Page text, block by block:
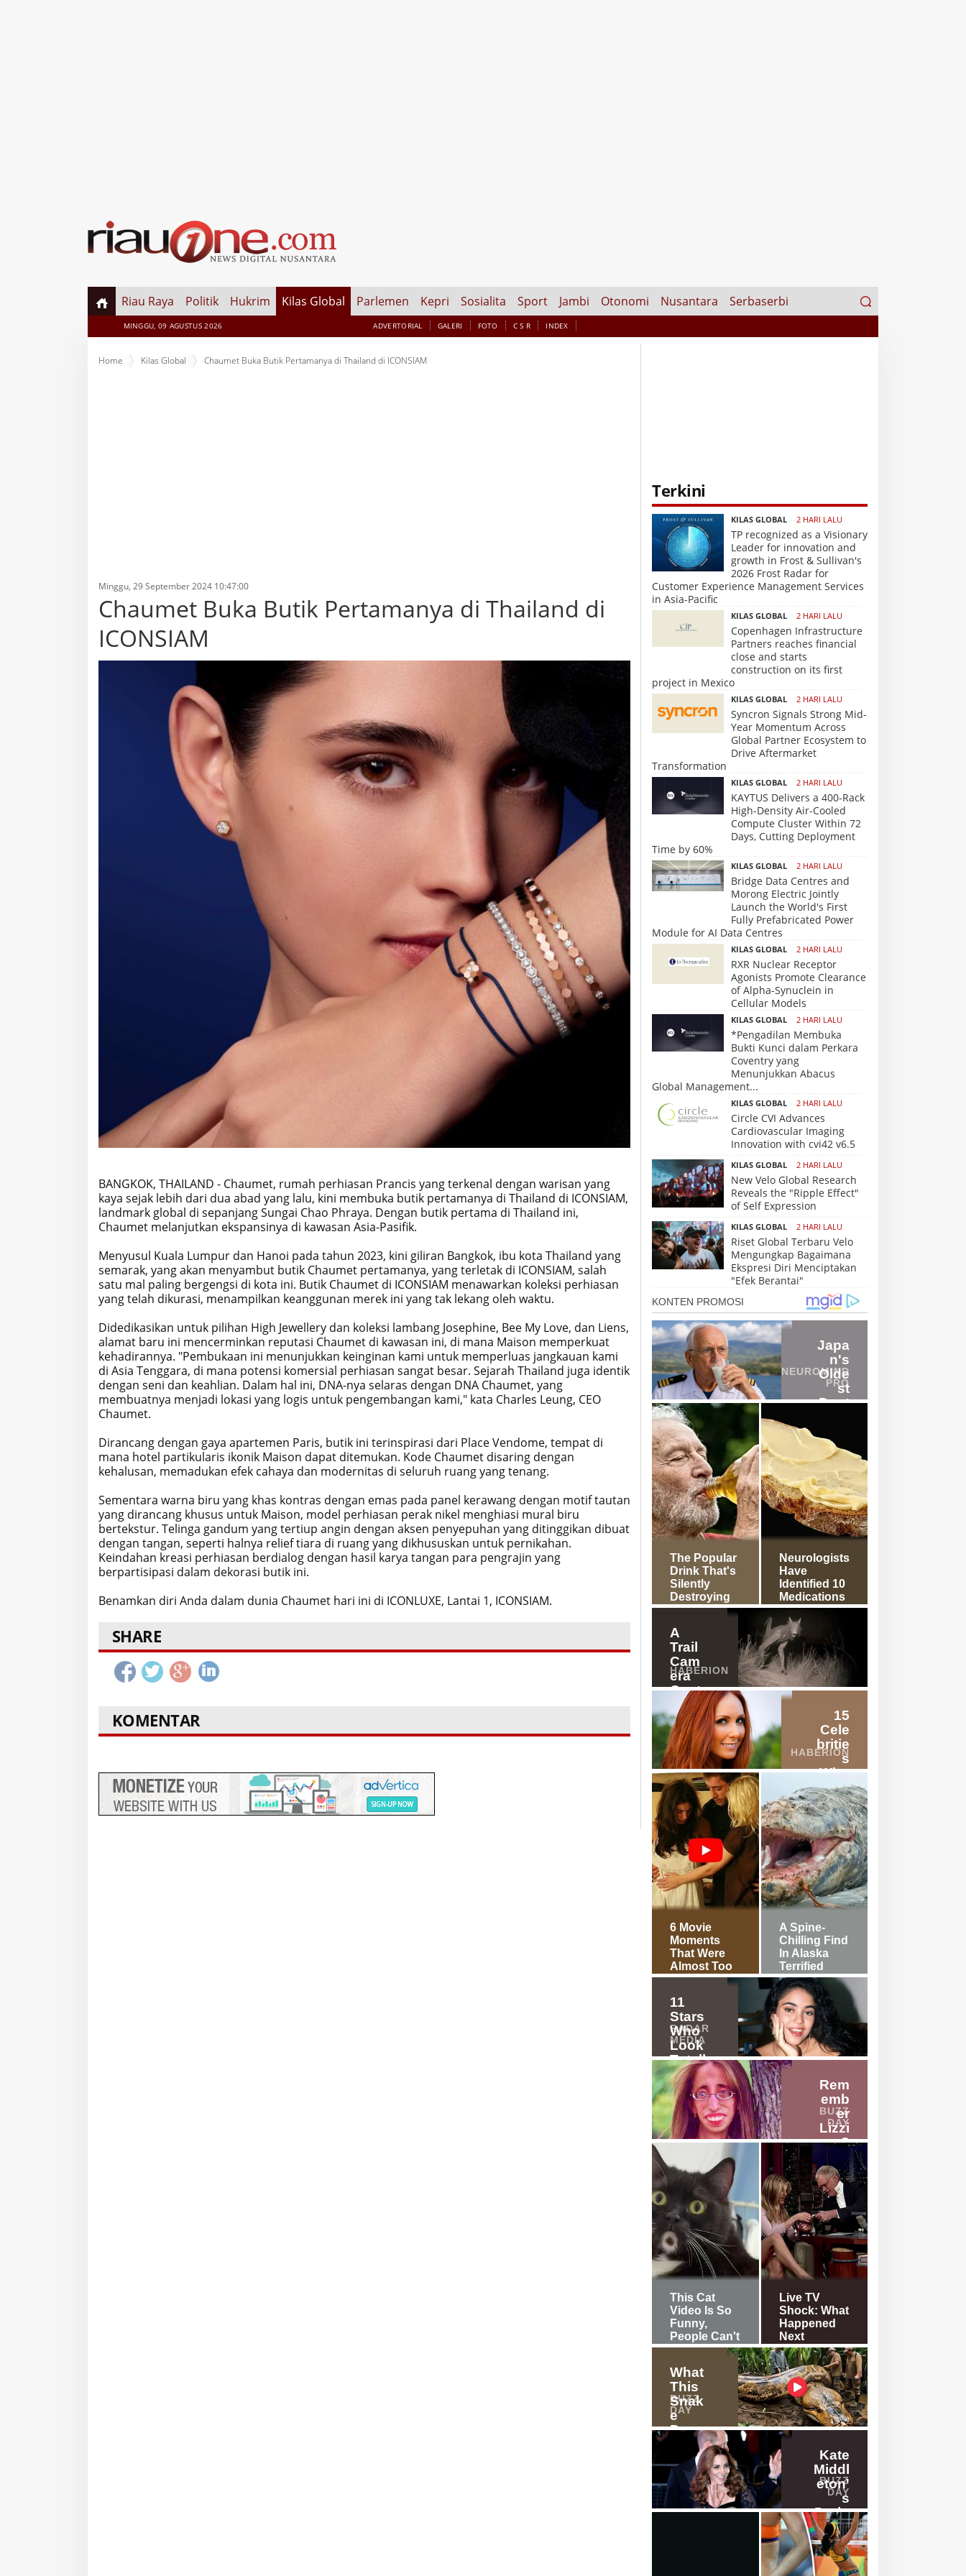
Riau Raya Politik Hukrim Kilas Global Parlemen Kepri Sosialita Sport Jambi Otonomi Nusantara Serbaserbi
Search
for:
MINGGU, 09 AGUSTUS 2026 ADVERTORIAL GALERI FOTO C S R INDEX
Home Kilas Global Chaumet Buka Butik Pertamanya di Thailand di ICONSIAM
Minggu, 29 September 2024 10:47:00
Chaumet Buka Butik Pertamanya di Thailand di
ICONSIAM
BANGKOK, THAILAND - Chaumet, rumah perhiasan Prancis yang terkenal dengan warisan yang
kaya sejak lebih dari dua abad yang lalu, kini membuka butik pertamanya di Thailand di ICONSIAM,
landmark global di sepanjang Sungai Chao Phraya. Dengan butik pertama di Thailand ini,
Chaumet melanjutkan ekspansinya di kawasan Asia-Pasifik.
Menyusul Kuala Lumpur dan Hanoi pada tahun 2023, kini giliran Bangkok, ibu kota Thailand yang
semarak, yang akan menyambut butik Chaumet pertamanya, yang terletak di ICONSIAM, salah
satu mal paling bergengsi di kota ini. Butik Chaumet di ICONSIAM menawarkan koleksi perhiasan
yang telah dikurasi, menampilkan keanggunan merek ini yang tak lekang oleh waktu.
Didedikasikan untuk pilihan High Jewellery dan koleksi lambang Josephine, Bee My Love, dan Liens,
alamat baru ini mencerminkan reputasi Chaumet di kawasan ini, di mana Maison memperkuat
kehadirannya. "Pembukaan ini menunjukkan keinginan kami untuk memperluas jangkauan kami
di Asia Tenggara, di mana potensi komersial perhiasan sangat besar. Sejarah Thailand juga identik
dengan seni dan keahlian. Dalam hal ini, DNA-nya selaras dengan DNA Chaumet, yang
membuatnya menjadi lokasi yang logis untuk pengembangan kami," kata Charles Leung, CEO
Chaumet.
Dirancang dengan gaya apartemen Paris, butik ini terinspirasi dari Place Vendome, tempat di
mana hotel partikularis ikonik Maison dapat ditemukan. Kode Chaumet disaring dengan
kehalusan, memadukan efek cahaya dan modernitas di seluruh ruang yang tenang.
Sementara warna biru yang khas kontras dengan emas pada panel kerawang dengan motif tautan
yang dirancang khusus untuk Maison, model perhiasan perak nikel menghiasi mural biru
bertekstur. Telinga gandum yang tertiup angin dengan aksen penyepuhan yang ditinggikan dibuat
dengan tangan, seperti halnya relief tiara di ruang yang dikhususkan untuk pernikahan.
Keindahan kreasi perhiasan berdialog dengan hasil karya tangan para pengrajin yang
berpartisipasi dalam dekorasi butik ini.
Benamkan diri Anda dalam dunia Chaumet hari ini di ICONLUXE, Lantai 1, ICONSIAM.
SHARE
KOMENTAR
Terkini
KILAS GLOBAL 2 HARI LALU
TP recognized as a Visionary
Leader for innovation and
growth in Frost & Sullivan's
2026 Frost Radar for
Customer Experience Management Services
in Asia-Pacific
KILAS GLOBAL 2 HARI LALU
Copenhagen Infrastructure
Partners reaches financial
close and starts
construction on its first
project in Mexico
KILAS GLOBAL 2 HARI LALU
Syncron Signals Strong Mid-
Year Momentum Across
Global Partner Ecosystem to
Drive Aftermarket
Transformation
KILAS GLOBAL 2 HARI LALU
KAYTUS Delivers a 400-Rack
High-Density Air-Cooled
Compute Cluster Within 72
Days, Cutting Deployment
Time by 60%
KILAS GLOBAL 2 HARI LALU
Bridge Data Centres and
Morong Electric Jointly
Launch the World's First
Fully Prefabricated Power
Module for AI Data Centres
KILAS GLOBAL 2 HARI LALU
RXR Nuclear Receptor
Agonists Promote Clearance
of Alpha-Synuclein in
Cellular Models
KILAS GLOBAL 2 HARI LALU
*Pengadilan Membuka
Bukti Kunci dalam Perkara
Coventry yang
Menunjukkan Abacus
Global Management...
KILAS GLOBAL 2 HARI LALU
Circle CVI Advances
Cardiovascular Imaging
Innovation with cvi42 v6.5
KILAS GLOBAL 2 HARI LALU
New Velo Global Research
Reveals the "Ripple Effect"
of Self Expression
KILAS GLOBAL 2 HARI LALU
Riset Global Terbaru Velo
Mengungkap Bagaimana
Ekspresi Diri Menciptakan
"Efek Berantai"